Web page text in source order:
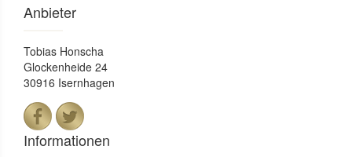
Anbieter
Tobias Honscha
Glockenheide 24
30916 Isernhagen
Informationen